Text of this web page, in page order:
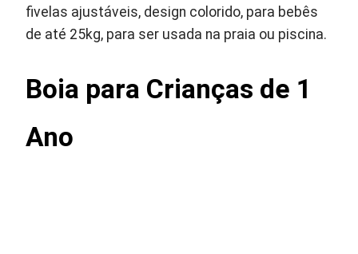
fivelas ajustáveis, design colorido, para bebês
de até 25kg, para ser usada na praia ou piscina.
Boia para Crianças de 1
Ano